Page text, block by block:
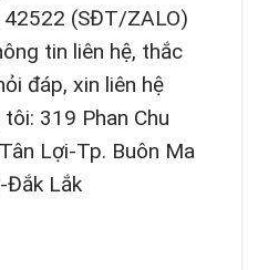
(SĐT/ZALO)
tin liên hệ, thắc
đáp, xin liên hệ
tôi: 319 Phan Chu
Lợi-Tp. Buôn Ma
Đắk Lắk